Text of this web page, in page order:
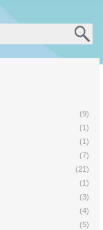
(9)
(1)
(1)
(7)
(21)
(1)
(3)
(4)
(5)